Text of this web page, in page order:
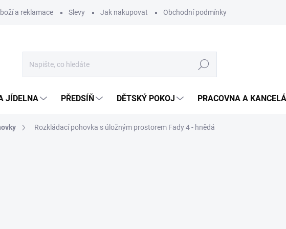
a reklamace Slevy Jak nakupovat Obchodní podmínky Podmínky
Hledat
JÍDELNA PŘEDSÍŇ DĚTSKÝ POKOJ PRACOVNA A
Rozkládací pohovka s úložným prostorem Fady 4 - hnědá